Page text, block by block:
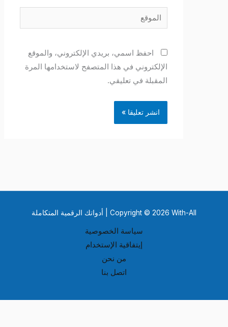
احفظ اسمي، بريدي الإلكتروني، والموقع
الإلكتروني في هذا المتصفح لاستخدامها المرة
المقبلة في تعليقي.
Copyright © 2026 With-All | أدواتك الرقمية المتكاملة
سياسة الخصوصية
إيتفاقية الإستخدام
من نحن
اتصل بنا